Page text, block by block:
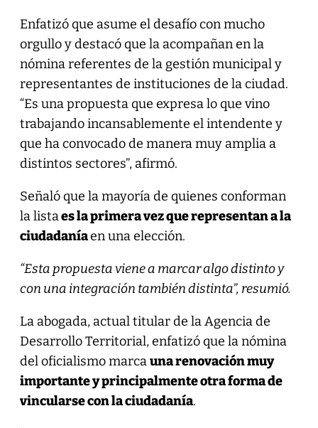
Enfatizó que asume el desafío con mucho
orgullo y destacó que la acompañan en la
nómina referentes de la gestión municipal y
representantes de instituciones de la ciudad.
“Es una propuesta que expresa lo que vino
trabajando incansablemente el intendente y
que ha convocado de manera muy amplia a
distintos sectores”, afirmó.
Señaló que la mayoría de quienes conforman
la listaes la primera vez que representan a la
ciudadaníaen una elección.
“Esta propuesta viene a marcar algo distinto y
con una integración también distinta”, resumió.
La abogada, actual titular de la Agencia de
Desarrollo Territorial, enfatizó que la nómina
del oficialismo marcauna renovación muy
importante y principalmente otra forma de
vincularse con la ciudadanía.